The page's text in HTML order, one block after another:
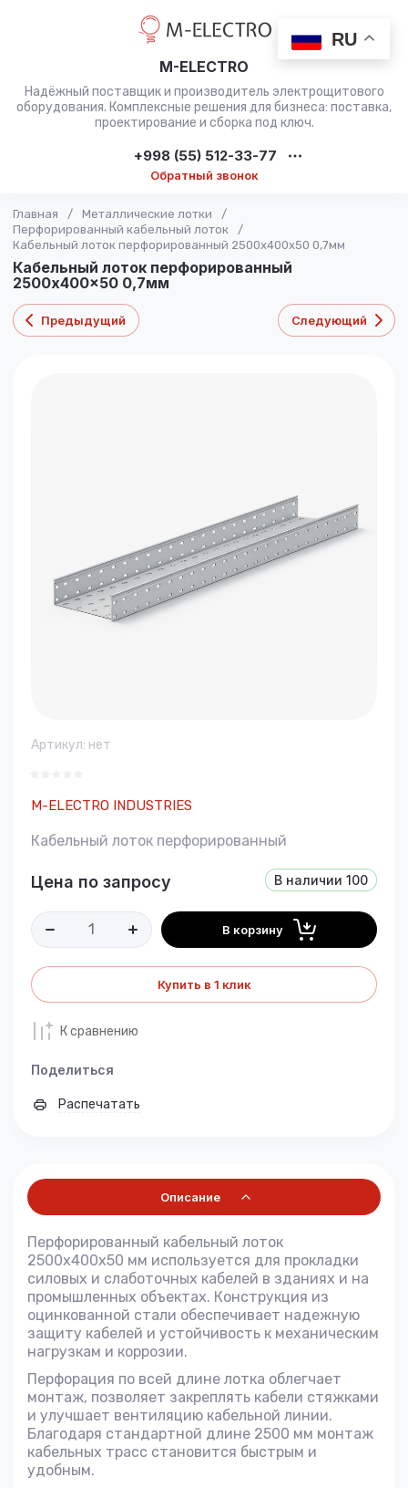
RU
M-ELECTRO
Надёжный поставщик и производитель электрощитового
оборудования. Комплексные решения для бизнеса: поставка,
проектирование и сборка под ключ.
+998 (55) 512-33-77
Обратный звонок
Главная / Металлические лотки
/
Перфорированный кабельный лоток
/
Кабельный лоток перфорированный 2500x400x50 0,7мм
Кабельный лоток перфорированный
2500x400x50 0,7мм
Предыдущий Следующий
Артикул: нет
M-ELECTRO INDUSTRIES
Кабельный лоток перфорированный
В наличии 100
Цена по запросу
В корзину
Купить в 1 клик
К сравнению
Поделиться
Распечатать
Описание
Перфорированный кабельный лоток
2500x400x50 мм используется для прокладки
силовых и слаботочных кабелей в зданиях и на
промышленных объектах. Конструкция из
оцинкованной стали обеспечивает надежную
защиту кабелей и устойчивость к механическим
нагрузкам и коррозии.
Перфорация по всей длине лотка облегчает
монтаж, позволяет закреплять кабели стяжками
и улучшает вентиляцию кабельной линии.
Благодаря стандартной длине 2500 мм монтаж
кабельных трасс становится быстрым и
удобным.